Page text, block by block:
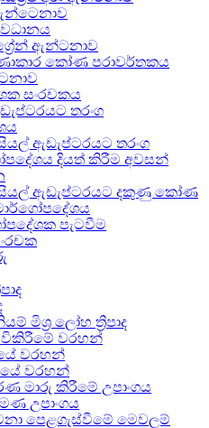
ඇන්ටනාව
කෝණ පරාවර්තකය
සංරචකය
තරංග
ඇඩැප්ටරයට තරංග
දියත් කිරීම අවසන්
ඇඩැප්ටරයට දකුණු කෝණ
පැටවීම
මිශ්‍ර ලෝහ ත්‍රිපාද
වරහන්
වරහන්
වරහන්
මාරු කිරීමේ උපාංගය
උපාංගය
පෙළගැස්වීමේ මෙවලම්